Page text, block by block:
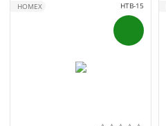
HTB-15
HOMEX